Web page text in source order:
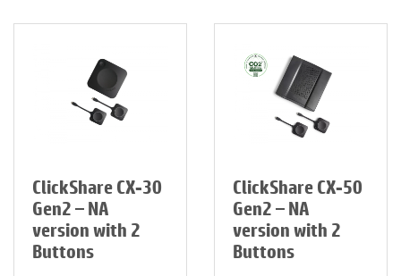
ClickShare CX-30
Gen2 – NA
version with 2
Buttons
ClickShare CX-50
Gen2 – NA
version with 2
Buttons